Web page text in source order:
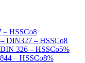
– HSSCo8
DIN327 – HSSCo8
326 – HSSCo5%
– HSSCo8%